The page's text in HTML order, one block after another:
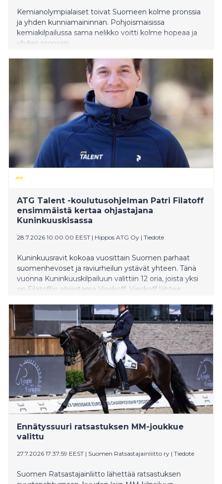
Kemianolympialaiset toivat Suomeen kolme pronssia
ja yhden kunniamaininnan. Pohjoismaisissa
kemiakilpailussa sama nelikko voitti kolme hopeaa ja
yhden pronssin.
ATG Talent -koulutusohjelman Patri Filatoff
ensimmäistä kertaa ohjastajana
Kuninkuuskisassa
28.7.2026 10:00:00 EEST | Hippos ATG Oy | Tiedote
Kuninkuusravit kokoaa vuosittain Suomen parhaat
suomenhevoset ja raviurheilun ystävät yhteen. Tänä
vuonna Kuninkuuskilpailuun valittiin 12 oria, joista yksi
on Filatoffin ohjastama Vieskoff. Vieskoff lähtee
Ennätyssuuri ratsastuksen MM-joukkue
valittu
27.7.2026 17:37:59 EEST | Suomen Ratsastajainliitto ry | Tiedote
Suomen Ratsastajainliitto lähettää ratsastuksen